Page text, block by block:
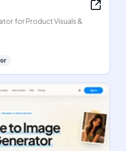
for Product Visuals &